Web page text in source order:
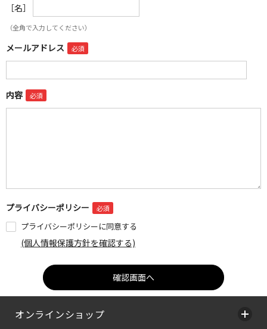
［名］
（全角で入力してください）
メールアドレス
内容
プライバシーポリシー
プライバシーポリシーに同意する
(個人情報保護方針を確認する)
オンラインショップ